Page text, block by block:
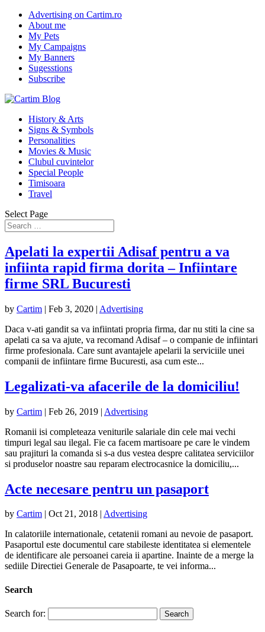
Advertising on Cartim.ro
About me
My Pets
My Campaigns
My Banners
Sugesstions
Subscribe
History & Arts
Signs & Symbols
Personalities
Movies & Music
Clubul cuvintelor
Special People
Timisoara
Travel
Select Page
Apelati la expertii Adisaf pentru a va
infiinta rapid firma dorita – Infiintare
firme SRL Bucuresti
by Cartim | Feb 3, 2020 | Advertising
Daca v-ati gandit sa va infiintati propria firma, dar nu stiti la cine sa
apelati ca sa va ajute, va recomand Adisaf – o companie de infiintari
firme profesionala. Care sunt avantajele apelarii la serviciile unei
companii de infiintare firme Bucuresti, asa cum este...
Legalizati-va afacerile de la domiciliu!
by Cartim | Feb 26, 2019 | Advertising
Romanii isi completeaza veniturile salariale din cele mai vechi
timpuri legal sau ilegal. Fie ca facem martisoare pe care le vindem
sau prajituri la comanda si s-a dus vestea despre calitatea serviciilor
si produselor noastre sau reparam electrocasnice la domiciliu,...
Acte necesare pentru un pasaport
by Cartim | Oct 21, 2018 | Advertising
In calatoriile internationale, cetatenii romani au nevoie de pasaport.
Pasaportul este documentul care stabileste identitatea si elementele
de identificare ale persoanei careia ii apartine. Inainte de a merge la
sediile Directiei Generale de Pasapoarte, te vei informa...
Search
Search for: